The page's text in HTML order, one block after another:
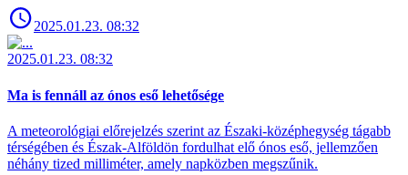
2025.01.23. 08:32
2025.01.23. 08:32
Ma is fennáll az ónos eső lehetősége
A meteorológiai előrejelzés szerint az Északi-középhegység tágabb
térségében és Észak-Alföldön fordulhat elő ónos eső, jellemzően
néhány tized milliméter, amely napközben megszűnik.